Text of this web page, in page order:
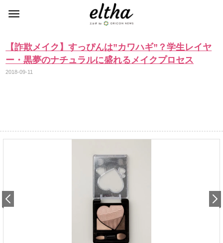
【詐欺メイク】すっぴんは”カワハギ”？学生レイヤ
ー・黒夢のナチュラルに盛れるメイクプロセス
2018-09-11